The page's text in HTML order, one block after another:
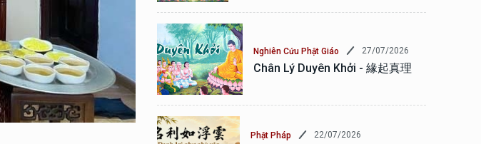
Nghiên Cứu Phật Giáo 27/07/2026
Chân Lý Duyên Khởi - 緣起真理
Phật Pháp 22/07/2026